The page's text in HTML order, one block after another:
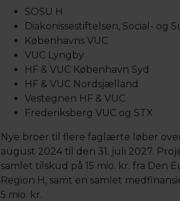
SOSU H
Diakonissestiftelsen, Social- og
Københavns VUC
VUC Lyngby
HF & VUC København Syd
HF & VUC Nordsjælland
Vestegnen HF & VUC
Frederiksberg VUC og STX
Nye broer til flere faglærte løber
august 2024 til den 31. juli 2027.
samlet tilskud på 15 mio. kr. fra Den
Region H, samt en samlet
5 mio. kr.